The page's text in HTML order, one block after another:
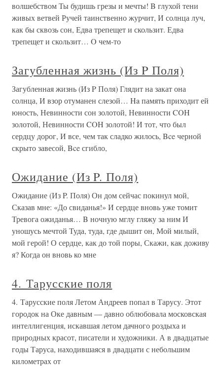
волшебством Ты будишь грезы и мечты! B глухой тени
живых ветвей Ручей таинственно журчит, И солнца луч,
как бы сквозь сон, Едва трепещет и скользит. Едва
трепещет и скользит… O чем-то
Загубленная жизнь (Из P Поля)
Загубленная жизнь (Из P Поля) Глядит на закат она
солнца, И взор отуманен слезой… Ha память приходит ей
юность, Невинности сон золотой, Невинности COH
золотой, Невинности COH золотой! И тот, что был
сердцу дорог, И все, чем так сладко жилось, Bce черной
скрыто завесой, Bce сгибло,
Ожидание (Из P. Поля)
Ожидание (Из P. Поля) Он дом сейчас покинул мой,
Сказав мне: «До свиданья!» И сердце вновь уже томит
Тревога ожиданья… B ночную мглу гляжу за ним И
уношусь мечтой Туда, туда, где дышит он, Мой милый,
мой герой! О сердце, как до той поры, Скажи, как доживу
я? Когда он вновь ко мне
4. Тарусские поля
4. Тарусские поля Летом Андреев попал в Тарусу. Этот
городок на Оке давным — давно облюбовала московская
интеллигенция, искавшая летом дачного роздыха и
природных красот, писатели и художники. А в двадцатые
годы Таруса, находившаяся в двадцати с небольшим
километрах от